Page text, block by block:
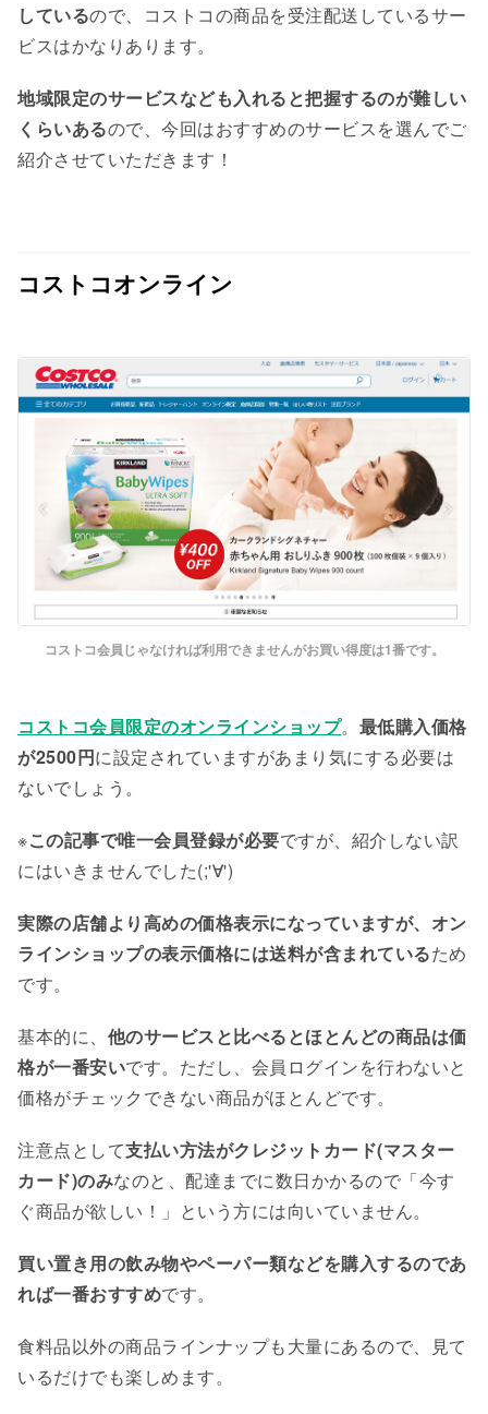
しているので、コストコの商品を受注配送しているサー
ビスはかなりあります。
地域限定のサービスなども入れると把握するのが難しい
くらいあるので、今回はおすすめのサービスを選んでご
紹介させていただきます！
コストコオンライン
コストコ会員じゃなければ利用できませんがお買い得度は1番です。
コストコ会員限定のオンラインショップ。 最低購入価格
が2500円に設定されていますがあまり気にする必要は
ないでしょう。
※この記事で唯一会員登録が必要ですが、紹介しない訳
にはいきませんでした(;'∀')
実際の店舗より高めの価格表示になっていますが、オン
ラインショップの表示価格には送料が含まれているため
です。
基本的に、 他のサービスと比べるとほとんどの商品は価
格が一番安いです。ただし、会員ログインを行わないと
価格がチェックできない商品がほとんどです。
注意点として支払い方法がクレジットカード(マスター
カード)のみなのと、配達までに数日かかるので「今す
ぐ商品が欲しい！」という方には向いていません。
買い置き用の飲み物やペーパー類などを購入するのであ
れば一番おすすめです。
食料品以外の商品ラインナップも大量にあるので、見て
いるだけでも楽しめます。